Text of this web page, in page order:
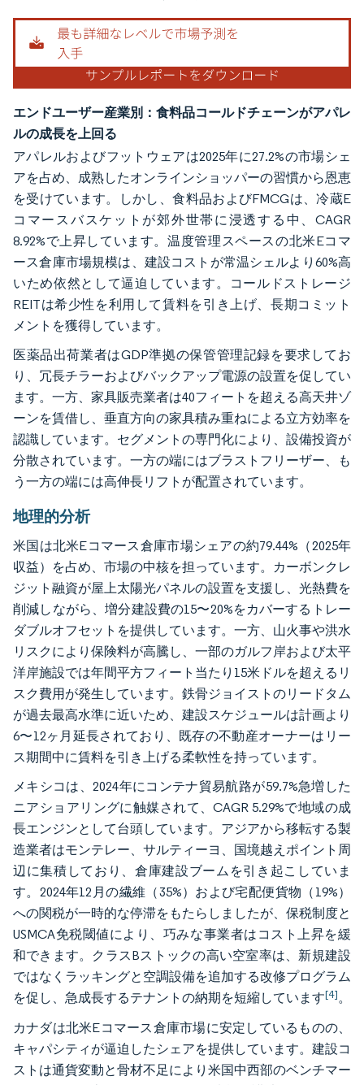
エンドユーザー産業別：食料品コールドチェーンがアパレ
ルの成長を上回る
アパレルおよびフットウェアは2025年に27.2%の市場シェ
アを占め、成熟したオンラインショッパーの習慣から恩恵
を受けています。しかし、食料品およびFMCGは、冷蔵E
コマースバスケットが郊外世帯に浸透する中、CAGR
8.92%で上昇しています。温度管理スペースの北米Eコマ
ース倉庫市場規模は、建設コストが常温シェルより60%高
いため依然として逼迫しています。コールドストレージ
REITは希少性を利用して賃料を引き上げ、長期コミット
メントを獲得しています。
医薬品出荷業者はGDP準拠の保管管理記録を要求してお
り、冗長チラーおよびバックアップ電源の設置を促してい
ます。一方、家具販売業者は40フィートを超える高天井ゾ
ーンを賃借し、垂直方向の家具積み重ねによる立方効率を
認識しています。セグメントの専門化により、設備投資が
分散されています。一方の端にはブラストフリーザー、も
う一方の端には高伸長リフトが配置されています。
地理的分析
米国は北米Eコマース倉庫市場シェアの約79.44%（2025年
収益）を占め、市場の中核を担っています。カーボンクレ
ジット融資が屋上太陽光パネルの設置を支援し、光熱費を
削減しながら、増分建設費の15〜20%をカバーするトレー
ダブルオフセットを提供しています。一方、山火事や洪水
リスクにより保険料が高騰し、一部のガルフ岸および太平
洋岸施設では年間平方フィート当たり15米ドルを超えるリ
スク費用が発生しています。鉄骨ジョイストのリードタム
が過去最高水準に近いため、建設スケジュールは計画より
6〜12ヶ月延長されており、既存の不動産オーナーはリー
ス期間中に賃料を引き上げる柔軟性を持っています。
メキシコは、2024年にコンテナ貿易航路が59.7%急増した
ニアショアリングに触媒されて、CAGR 5.29%で地域の成
長エンジンとして台頭しています。アジアから移転する製
造業者はモンテレー、サルティーヨ、国境越えポイント周
辺に集積しており、倉庫建設ブームを引き起こしていま
す。2024年12月の繊維（35%）および宅配便貨物（19%）
への関税が一時的な停滞をもたらしましたが、保税制度と
USMCA免税閾値により、巧みな事業者はコスト上昇を緩
和できます。クラスBストックの高い空室率は、新規建設
ではなくラッキングと空調設備を追加する改修プログラム
を促し、急成長するテナントの納期を短縮しています[4]。
カナダは北米Eコマース倉庫市場に安定しているものの、
キャパシティが逼迫したシェアを提供しています。建設コ
ストは通貨変動と骨材不足により米国中西部のベンチマー